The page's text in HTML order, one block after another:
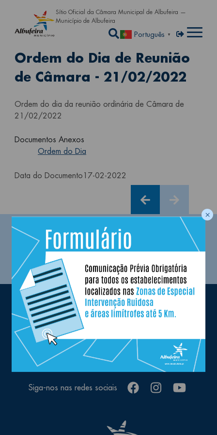
Passar para o conteúdo
Sítio Oficial da Câmara Municipal de Albufeira —
Município de Albufeira
Abrir a caixa de
Português ▼ Menu de
Entrar
Ordem do Dia de Reunião
de Câmara - 21/02/2022
Ordem do dia da reunião ordinária de Câmara de
21/02/2022
Documentos Anexos
Ordem do Dia
Data do Documento17-02-2022
×
Queremos estar próximos de si e prestar
o melhor serviço de informação aos
nossos munícipes e visitantes, subscreva a
nossa newsletter.
Siga-nos nas redes sociais facebookinstagramyoutube